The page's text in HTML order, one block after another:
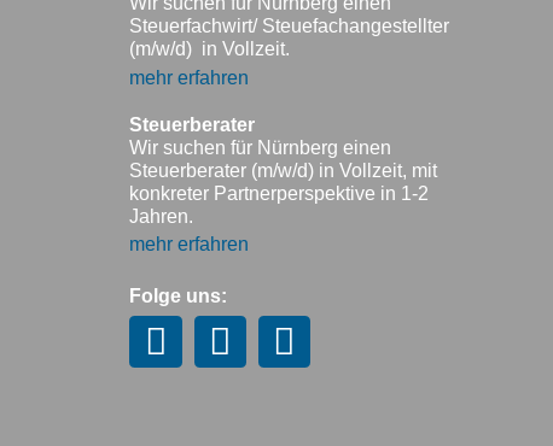
Steuerfachwirt/ Steuefachangestellter
(m/w/d) in Vollzeit.
mehr erfahren
Steuerberater
Wir suchen für Nürnberg einen
Steuerberater (m/w/d) in Vollzeit, mit
konkreter Partnerperspektive in 1-2
Jahren.
mehr erfahren
Folge uns: